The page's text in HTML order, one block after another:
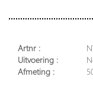
Artnr :
Uitvoering :
Afmeting :